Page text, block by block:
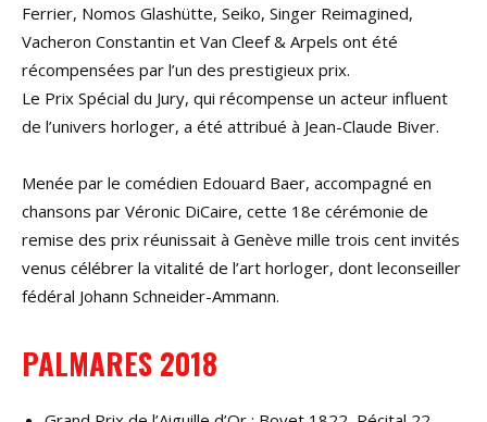
Ferrier, Nomos Glashütte, Seiko, Singer Reimagined,
Vacheron Constantin et Van Cleef & Arpels ont été
récompensées par l’un des prestigieux prix.
Le Prix Spécial du Jury, qui récompense un acteur influent
de l’univers horloger, a été attribué à Jean-Claude Biver.
Menée par le comédien Edouard Baer, accompagné en
chansons par Véronic DiCaire, cette 18e cérémonie de
remise des prix réunissait à Genève mille trois cent invités
venus célébrer la vitalité de l’art horloger, dont leconseiller
fédéral Johann Schneider-Ammann.
PALMARES 2018